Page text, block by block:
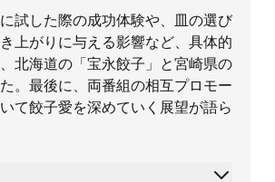
試した際の成功体験や、皿の選び
上がりに与える影響など、具体的
北海道の「宝永餃子」と宮崎県の
。最後に、両番組の相互プロモー
て餃子愛を深めていく展望が語ら